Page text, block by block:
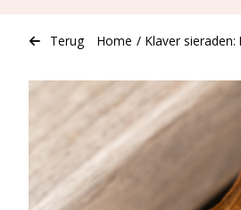
Terug Home / Klaver